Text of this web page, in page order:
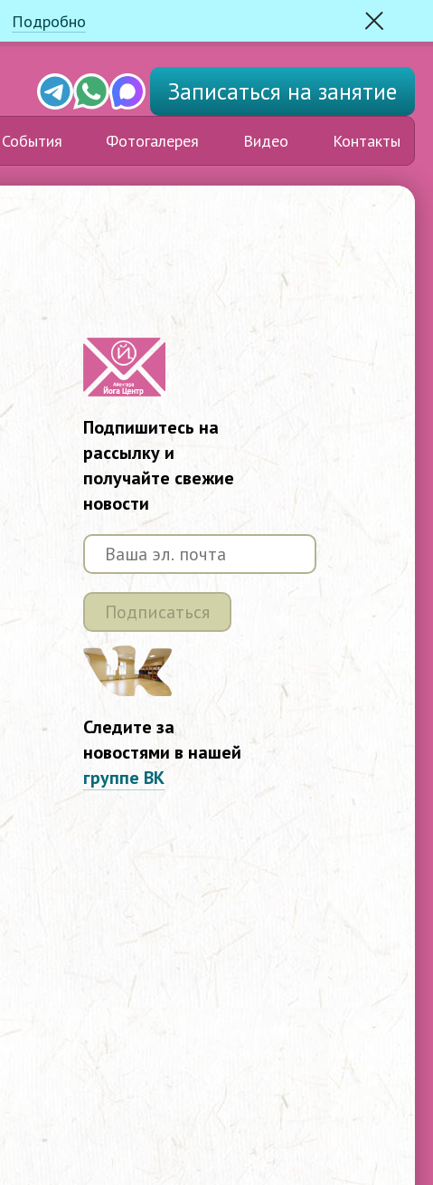
Подробно
Закрыть
TelegramWhats'app
Max Записатьсяна занятие
События Фотогалерея Видео Контакты
Подпишитесь на
рассылку и
получайте свежие
новости
Подписаться
Следите за
новостями в нашей
группе ВК